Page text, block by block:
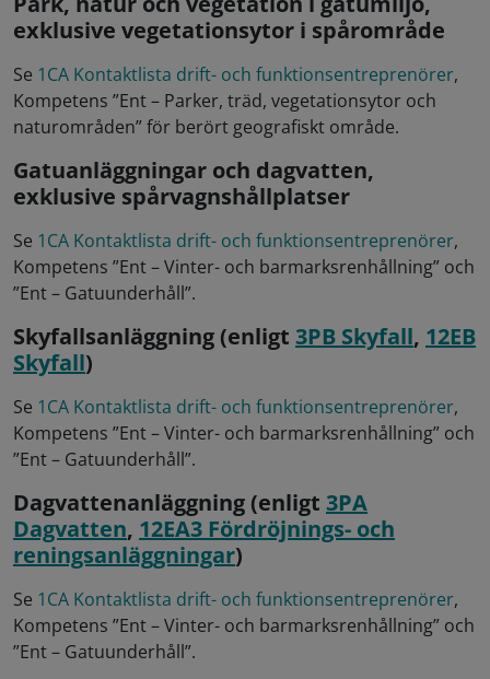
exklusive vegetationsytor i spårområde
Se 1CA Kontaktlista drift- och funktionsentreprenörer,
Kompetens ”Ent – Parker, träd, vegetationsytor och
naturområden” för berört geografiskt område.
Gatuanläggningar och dagvatten,
exklusive spårvagnshållplatser
Se 1CA Kontaktlista drift- och funktionsentreprenörer,
Kompetens ”Ent – Vinter- och barmarksrenhållning” och
”Ent – Gatuunderhåll”.
Skyfallsanläggning (enligt 3PB Skyfall, 12EB
Skyfall)
Se 1CA Kontaktlista drift- och funktionsentreprenörer,
Kompetens ”Ent – Vinter- och barmarksrenhållning” och
”Ent – Gatuunderhåll”.
Dagvattenanläggning (enligt 3PA
Dagvatten, 12EA3 Fördröjnings- och
reningsanläggningar)
Se 1CA Kontaktlista drift- och funktionsentreprenörer,
Kompetens ”Ent – Vinter- och barmarksrenhållning” och
”Ent – Gatuunderhåll”.